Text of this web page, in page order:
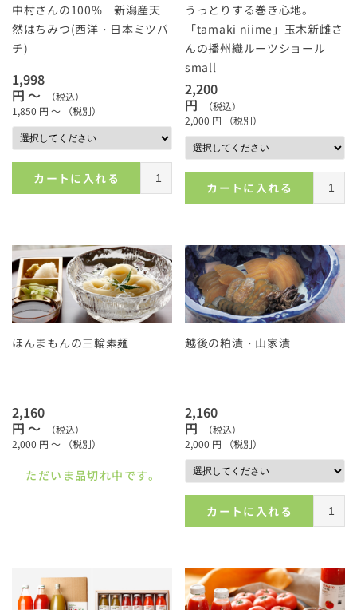
中村さんの100% 新潟産天
然はちみつ(西洋・日本ミツバ
チ)
1,998
円 ～
（税込）
1,850 円 ～ （税別）
カートに入れる
うっとりする巻き心地。
「tamaki niime」玉木新雌さ
んの播州織ルーツショール
small
2,200
円
（税込）
2,000 円 （税別）
カートに入れる
ほんまもんの三輪素麺
2,160
円 ～
（税込）
2,000 円 ～ （税別）
ただいま品切れ中です。
越後の粕漬・山家漬
2,160
円
（税込）
2,000 円 （税別）
カートに入れる